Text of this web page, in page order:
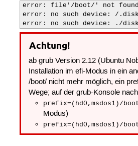
error: file'/boot/' not found
error: no such device: /
error: no such device: ./
Achtung!
ab grub Version 2.12 (Ubuntu
Installation im efi-Modus in ein
/boot/ nicht mehr möglich, ein
Wege; auf der grub-Konsole
prefix=(hd0,msdos1)/
Modus)
prefix=(hd0,msdos1)/